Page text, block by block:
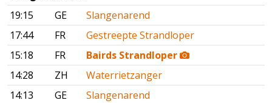
19:15
GE
Slangenarend
17:44
FR
Gestreepte Strandloper
15:18
FR
Bairds Strandloper
14:28
ZH
Waterrietzanger
14:13
GE
Slangenarend